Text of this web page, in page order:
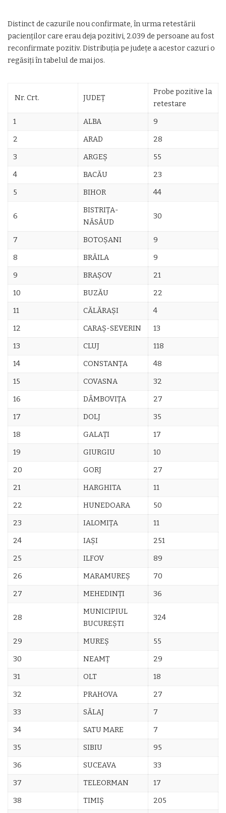
Distinct de cazurile nou confirmate, în urma retestării
pacienților care erau deja pozitivi, 2.039 de persoane au fost
reconfirmate pozitiv. Distribuția pe județe a acestor cazuri o
regăsiți în tabelul de mai jos.
Nr. Crt. JUDEȚ
Probe pozitive la
retestare
1 ALBA 9
2 ARAD 28
3 ARGEŞ 55
4 BACĂU 23
5 BIHOR 44
6
BISTRIŢA-
NĂSĂUD
30
7 BOTOŞANI 9
8 BRĂILA 9
9 BRAŞOV 21
10 BUZĂU 22
11 CĂLĂRAŞI 4
12 CARAŞ-SEVERIN 13
13 CLUJ 118
14 CONSTANŢA 48
15 COVASNA 32
16 DÂMBOVIŢA 27
17 DOLJ 35
18 GALAŢI 17
19 GIURGIU 10
20 GORJ 27
21 HARGHITA 11
22 HUNEDOARA 50
23 IALOMIŢA 11
24 IAŞI 251
25 ILFOV 89
26 MARAMUREŞ 70
27 MEHEDINŢI 36
28
MUNICIPIUL
BUCUREŞTI
324
29 MUREŞ 55
30 NEAMŢ 29
31 OLT 18
32 PRAHOVA 27
33 SĂLAJ 7
34 SATU MARE 7
35 SIBIU 95
36 SUCEAVA 33
37 TELEORMAN 17
38 TIMIŞ 205